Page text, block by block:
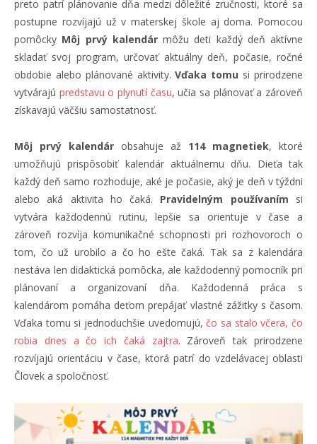
preto patrí plánovanie dňa medzi dôležité zručnosti, ktoré sa
postupne rozvíjajú už v materskej škole aj doma. Pomocou
pomôcky Môj prvý kalendármôžu deti každý deň aktívne
skladať svoj program, určovať aktuálny deň, počasie, ročné
obdobie alebo plánované aktivity.Vďaka tomu si prirodzene
vytvárajú predstavu o plynutí času, učia sa plánovať a zároveň
získavajú väčšiu samostatnosť.
Môj prvý kalendár obsahuje až 114 magnetiek, ktoré
umožňujú prispôsobiť kalendár aktuálnemu dňu. Dieťa tak
každý deň samo rozhoduje, aké je počasie, aký je deň v týždni
alebo aká aktivita ho čaká. Pravidelným používaním si
vytvára každodennú rutinu, lepšie sa orientuje v čase a
zároveň rozvíja komunikačné schopnosti pri rozhovoroch o
tom, čo už urobilo a čo ho ešte čaká. Tak sa z kalendára
nestáva len didaktická pomôcka, ale každodenný pomocník pri
plánovaní a organizovaní dňa. Každodenná práca s
kalendárom pomáha deťom prepájať vlastné zážitky s časom.
Vďaka tomu si jednoduchšie uvedomujú,čo sa stalo včera, čo
robia dnes a čo ich čaká zajtra. Zároveň tak prirodzene
rozvíjajú orientáciu v čase, ktorá patrí do vzdelávacej oblasti
Človek a spoločnosť.